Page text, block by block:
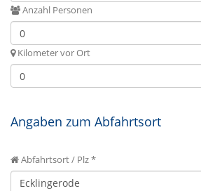
Anzahl Personen
Kilometer vor Ort
Angaben zum Abfahrtsort
Abfahrtsort / Plz *